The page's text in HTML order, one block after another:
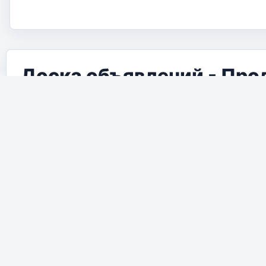
Доска объявлений -